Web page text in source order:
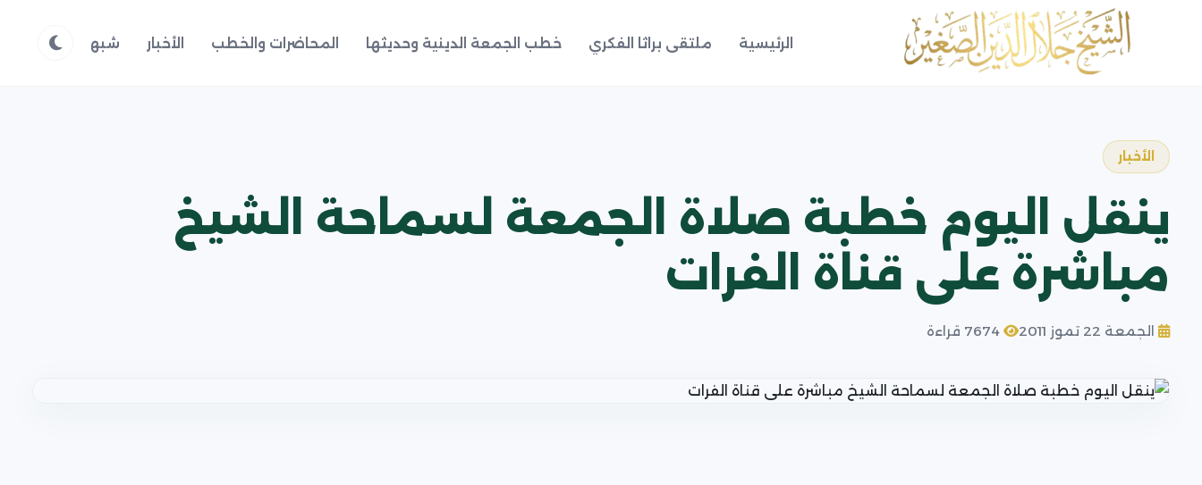
الرئيسية ملتقى براثا الفكري خطب الجمعة الدينية وحديثها المحاضرات والخطب الأخبار شبهات وردود
الأخبار
ينقل اليوم خطبة صلاة الجمعة لسماحة الشيخ
مباشرة على قناة الفرات
الجمعة 22 تموز 2011